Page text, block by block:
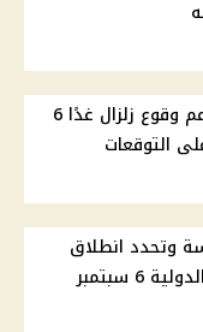
البحوث الفلكية تحسم مزاعم وقوع زلزال غدًا 6
التوقعات
وتحدد انطلاق